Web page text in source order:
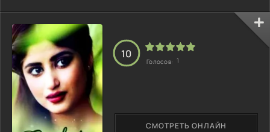
СМОТРЕТЬ ОНЛАЙН
10
Голосов: 1